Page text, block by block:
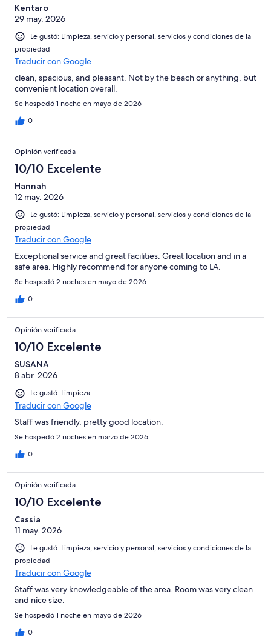
Kentaro
29 may. 2026
Le gustó: Limpieza, servicio y personal, servicios y condiciones de la
propiedad
Traducir con Google
clean, spacious, and pleasant. Not by the beach or anything, but
convenient location overall.
Se hospedó 1 noche en mayo de 2026
0
Opinión verificada
10/10 Excelente
Hannah
12 may. 2026
Le gustó: Limpieza, servicio y personal, servicios y condiciones de la
propiedad
Traducir con Google
Exceptional service and great facilities. Great location and in a
safe area. Highly recommend for anyone coming to LA.
Se hospedó 2 noches en mayo de 2026
0
Opinión verificada
10/10 Excelente
SUSANA
8 abr. 2026
Le gustó: Limpieza
Traducir con Google
Staff was friendly, pretty good location.
Se hospedó 2 noches en marzo de 2026
0
Opinión verificada
10/10 Excelente
Cassia
11 may. 2026
Le gustó: Limpieza, servicio y personal, servicios y condiciones de la
propiedad
Traducir con Google
Staff was very knowledgeable of the area. Room was very clean
and nice size.
Se hospedó 1 noche en mayo de 2026
0